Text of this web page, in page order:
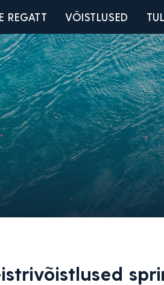
REGATT VÕISTLUSED